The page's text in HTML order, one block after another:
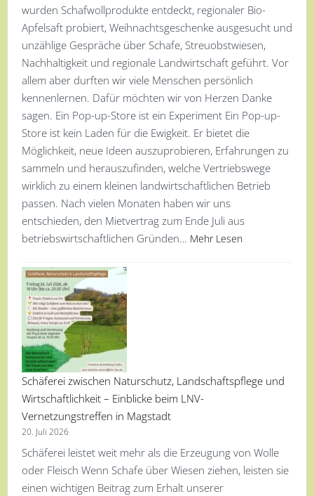
wurden Schafwollprodukte entdeckt, regionaler Bio-
Apfelsaft probiert, Weihnachtsgeschenke ausgesucht und
unzählige Gespräche über Schafe, Streuobstwiesen,
Nachhaltigkeit und regionale Landwirtschaft geführt. Vor
allem aber durften wir viele Menschen persönlich
kennenlernen. Dafür möchten wir von Herzen Danke
sagen. Ein Pop-up-Store ist ein Experiment Ein Pop-up-
Store ist kein Laden für die Ewigkeit. Er bietet die
Möglichkeit, neue Ideen auszuprobieren, Erfahrungen zu
sammeln und herauszufinden, welche Vertriebswege
wirklich zu einem kleinen landwirtschaftlichen Betrieb
passen. Nach vielen Monaten haben wir uns
entschieden, den Mietvertrag zum Ende Juli aus
betriebswirtschaftlichen Gründen… Mehr Lesen
Schäferei zwischen Naturschutz, Landschaftspflege und
Wirtschaftlichkeit – Einblicke beim LNV-
Vernetzungstreffen in Magstadt
20. Juli 2026
Schäferei leistet weit mehr als die Erzeugung von Wolle
oder Fleisch Wenn Schafe über Wiesen ziehen, leisten sie
einen wichtigen Beitrag zum Erhalt unserer